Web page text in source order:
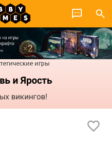
игры
и Ярость
викингов!